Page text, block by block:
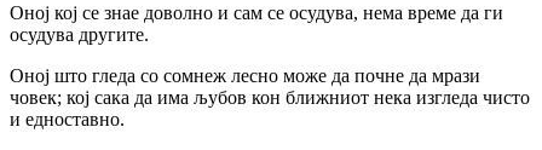
Оној кој се знае доволно и сам се осудува, нема време да ги
осудува другите.
Оној што гледа со сомнеж лесно може да почне да мрази
човек; кој сака да има љубов кон ближниот нека изгледа чисто
и едноставно.